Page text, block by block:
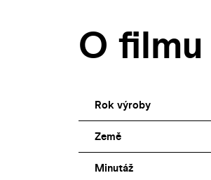
O filmu
Rok výroby
Země
Minutáž